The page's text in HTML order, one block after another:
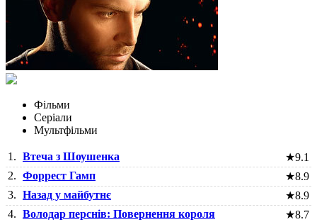
Фільми
Серіали
Мультфільми
1. Втеча з Шоушенка ★9.1
2. Форрест Гамп ★8.9
3. Назад у майбутнє ★8.9
4. Володар перснів: Повернення короля ★8.7